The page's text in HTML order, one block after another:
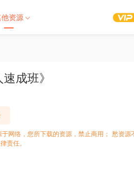
资源
成班》
网络，您所下载的资源，禁止商用； 愁资源
责任。